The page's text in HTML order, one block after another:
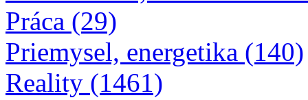
Práca (29)
Priemysel, energetika (140)
Reality (1461)